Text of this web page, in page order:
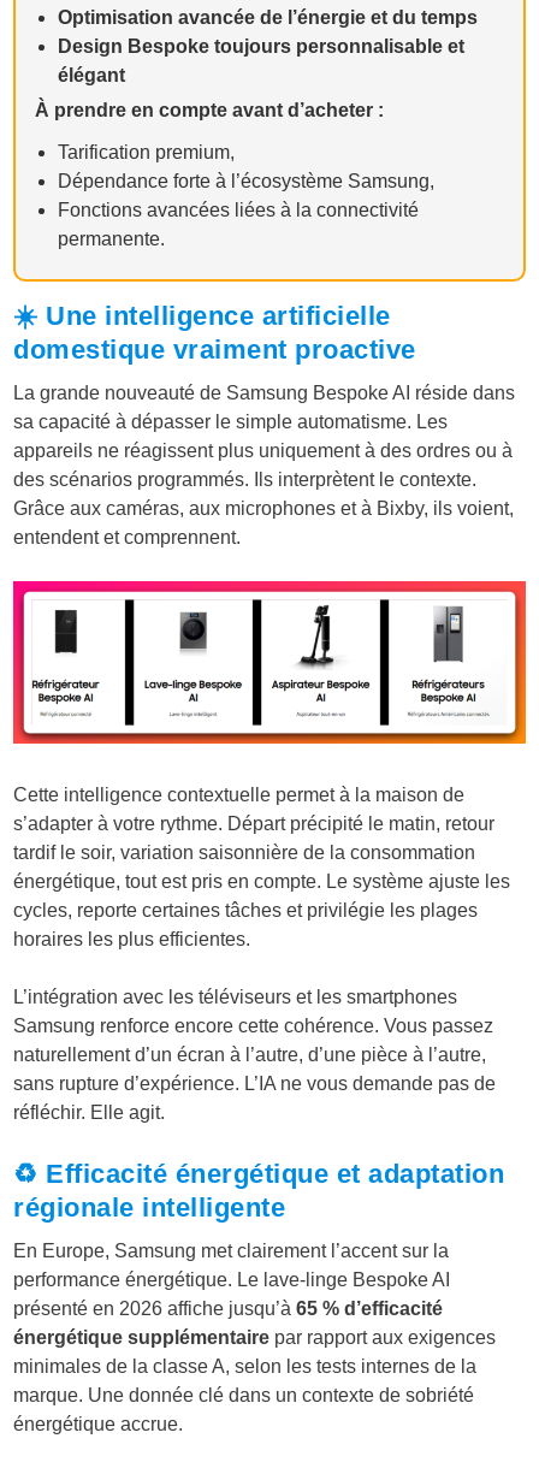
Optimisation avancée de l’énergie et du temps
Design Bespoke toujours personnalisable et
élégant
À prendre en compte avant d’acheter :
Tarification premium,
Dépendance forte à l’écosystème Samsung,
Fonctions avancées liées à la connectivité
permanente.
☀️ Une intelligence artificielle
domestique vraiment proactive
La grande nouveauté de Samsung Bespoke AI réside dans
sa capacité à dépasser le simple automatisme. Les
appareils ne réagissent plus uniquement à des ordres ou à
des scénarios programmés. Ils interprètent le contexte.
Grâce aux caméras, aux microphones et à Bixby, ils voient,
entendent et comprennent.
Cette intelligence contextuelle permet à la maison de
s’adapter à votre rythme. Départ précipité le matin, retour
tardif le soir, variation saisonnière de la consommation
énergétique, tout est pris en compte. Le système ajuste les
cycles, reporte certaines tâches et privilégie les plages
horaires les plus efficientes.
L’intégration avec les téléviseurs et les smartphones
Samsung renforce encore cette cohérence. Vous passez
naturellement d’un écran à l’autre, d’une pièce à l’autre,
sans rupture d’expérience. L’IA ne vous demande pas de
réfléchir. Elle agit.
♻️ Efficacité énergétique et adaptation
régionale intelligente
En Europe, Samsung met clairement l’accent sur la
performance énergétique. Le lave-linge Bespoke AI
présenté en 2026 affiche jusqu’à65 % d’efficacité
énergétique supplémentaire par rapport aux exigences
minimales de la classe A, selon les tests internes de la
marque. Une donnée clé dans un contexte de sobriété
énergétique accrue.